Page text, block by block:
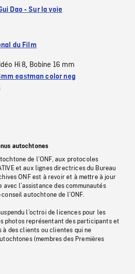
Dao - Sur la voie
du Film
Hi 8, Bobine 16 mm
eastman color neg
autochtones
de l’ONF, aux protocoles
et aux lignes directrices du Bureau
ONF est à revoir et à mettre à jour
avec l’assistance des communautés
autochtone de l’ONF.
l’octroi de licences pour les
photos représentant des participants et
des clients ou clientes qui ne
(membres des Premières